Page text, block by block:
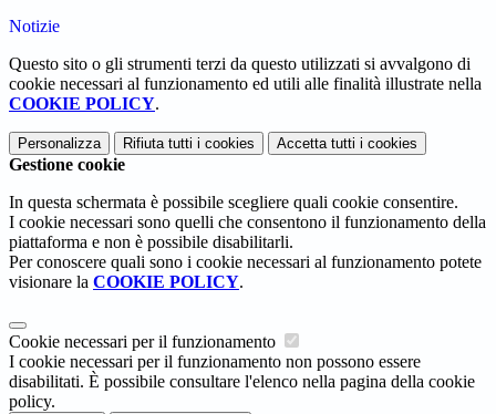
Notizie
Questo sito o gli strumenti terzi da questo utilizzati si avvalgono di
cookie necessari al funzionamento ed utili alle finalità illustrate nella
COOKIE POLICY.
Personalizza Rifiuta tutti i cookies Accetta tutti i cookies
Gestione cookie
In questa schermata è possibile scegliere quali cookie consentire.
I cookie necessari sono quelli che consentono il funzionamento della
piattaforma e non è possibile disabilitarli.
Per conoscere quali sono i cookie necessari al funzionamento potete
visionare la COOKIE POLICY.
Cookie necessari per il funzionamento
I cookie necessari per il funzionamento non possono essere
disabilitati. È possibile consultare l'elenco nella pagina della cookie
policy.